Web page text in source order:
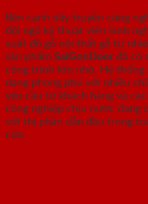
Bên cạnh dây truyền công
đội ngũ kỹ thuật viên lành
xuất đồ gỗ nội thất gỗ tự
sản phẩm SaiGonDoor đã có
công trình lớn nhỏ. Hệ thống
dạng phong phú với nhiều
yêu cầu từ khách hàng và
công nghiệp chịu nước đang
với thị phần dẫn đầu trong
cửa.